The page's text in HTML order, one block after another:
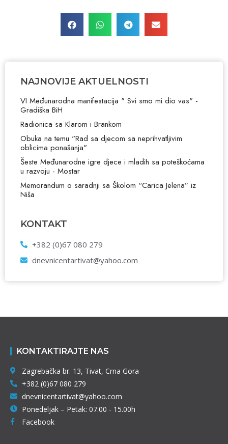
NAJNOVIJE AKTUELNOSTI
VI Međunarodna manifestacija " Svi smo mi dio vas" -
Gradiška BiH
Radionica sa Klarom i Brankom
Obuka na temu "Rad sa djecom sa neprihvatljivim
oblicima ponašanja"
Šeste Međunarodne igre djece i mladih sa poteškoćama
u razvoju - Mostar
Memorandum o saradnji sa Školom “Carica Jelena” iz
Niša
KONTAKT
+382 (0)67 080 279
dnevnicentartivat@yahoo.com
KONTAKTIRAJTE NAS
Zagrebačka br. 13, Tivat, Crna Gora
+382 (0)67 080 279
dnevnicentartivat@yahoo.com
Ponedeljak – Petak: 07.00 - 15.00h
Facebook